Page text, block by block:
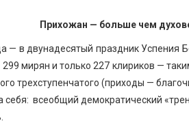
Прихожан — больше чем
— в двунадесятый праздник
299 мирян и только 227 клириков —
трехступенчатого (приходы —
себя: всеобщий демократический